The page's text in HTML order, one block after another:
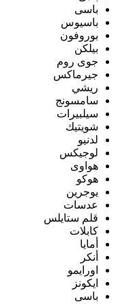
باسى
باسيوس
بوروفون
بيلكن
جوى روم
جيرماكس
ريشي
سامسونج
سيلبيرات
شويتيك
لدنيو
لوجيكس
هواوى
هوكو
يوجرين
عدسات
قلم ستايلس
كابلات
أمايا
أنكر
اورايمو
ايكونز
باسى